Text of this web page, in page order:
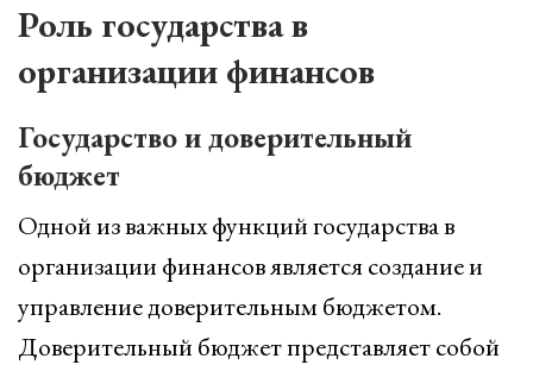
Роль государства в
организации финансов
Государство и доверительный
бюджет
Одной из важных функций государства в
организации финансов является создание и
управление доверительным бюджетом.
Доверительный бюджет представляет собой